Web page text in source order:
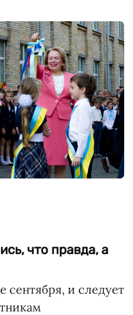
что правда, а
сентября, и следует